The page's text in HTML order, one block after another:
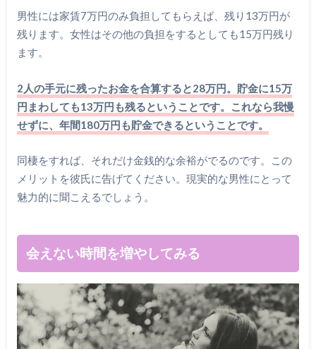
男性には家賃7万円のみ負担してもらえば、残り13万円が
残ります。女性はその他の負担をするとしても15万円残り
ます。
2人の手元に残ったお金を合算すると28万円。貯金に15万
円まわしても13万円も残るということです。これなら我慢
せずに、年間180万円も貯金できるということです。
同棲をすれば、それだけ金銭的な余裕がでるのです。この
メリットを彼氏に告げてください。現実的な男性にとって
魅力的に聞こえるでしょう。
会えない時間を増やしてみる